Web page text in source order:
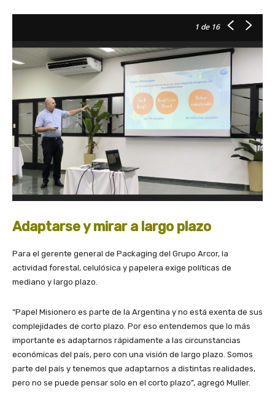
1 de 16
Adaptarse y mirar a largo plazo
Para el gerente general de Packaging del Grupo Arcor, la
actividad forestal, celulósica y papelera exige políticas de
mediano y largo plazo.
“Papel Misionero es parte de la Argentina y no está exenta de sus
complejidades de corto plazo. Por eso entendemos que lo más
importante es adaptarnos rápidamente a las circunstancias
económicas del país, pero con una visión de largo plazo. Somos
parte del país y tenemos que adaptarnos a distintas realidades,
pero no se puede pensar solo en el corto plazo”, agregó Muller.